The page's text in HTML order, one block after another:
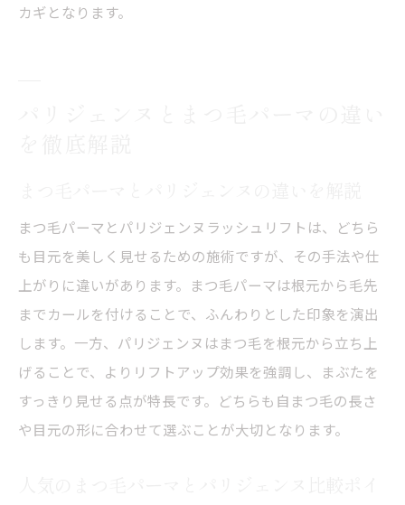
カギとなります。
まつ毛パーマとパリジェンヌラッシュリフトは、どちら
も目元を美しく見せるための施術ですが、その手法や仕
上がりに違いがあります。まつ毛パーマは根元から毛先
までカールを付けることで、ふんわりとした印象を演出
します。一方、パリジェンヌはまつ毛を根元から立ち上
げることで、よりリフトアップ効果を強調し、まぶたを
すっきり見せる点が特長です。どちらも自まつ毛の長さ
や目元の形に合わせて選ぶことが大切となります。